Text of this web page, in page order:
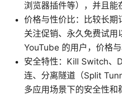
浏览器插件等），并且能
价格与性价比：比较长期
关注促销、永久免费试用
YouTube 的用户，价格
安全特性：Kill Switch、
连、分离隧道（Split
多应用场景下的安全性和